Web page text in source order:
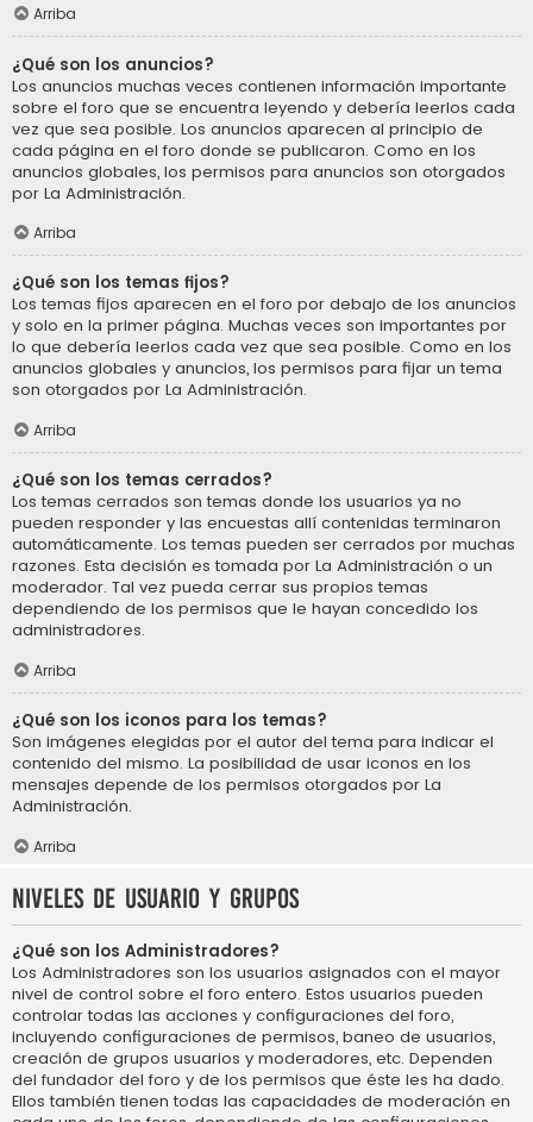
Arriba
¿Qué son los anuncios?
Los anuncios muchas veces contienen información importante
sobre el foro que se encuentra leyendo y debería leerlos cada
vez que sea posible. Los anuncios aparecen al principio de
cada página en el foro donde se publicaron. Como en los
anuncios globales, los permisos para anuncios son otorgados
por La Administración.
Arriba
¿Qué son los temas fijos?
Los temas fijos aparecen en el foro por debajo de los anuncios
y solo en la primer página. Muchas veces son importantes por
lo que debería leerlos cada vez que sea posible. Como en los
anuncios globales y anuncios, los permisos para fijar un tema
son otorgados por La Administración.
Arriba
¿Qué son los temas cerrados?
Los temas cerrados son temas donde los usuarios ya no
pueden responder y las encuestas allí contenidas terminaron
automáticamente. Los temas pueden ser cerrados por muchas
razones. Esta decisión es tomada por La Administración o un
moderador. Tal vez pueda cerrar sus propios temas
dependiendo de los permisos que le hayan concedido los
administradores.
Arriba
¿Qué son los iconos para los temas?
Son imágenes elegidas por el autor del tema para indicar el
contenido del mismo. La posibilidad de usar iconos en los
mensajes depende de los permisos otorgados por La
Administración.
Arriba
Niveles de usuario y grupos
¿Qué son los Administradores?
Los Administradores son los usuarios asignados con el mayor
nivel de control sobre el foro entero. Estos usuarios pueden
controlar todas las acciones y configuraciones del foro,
incluyendo configuraciones de permisos, baneo de usuarios,
creación de grupos usuarios y moderadores, etc. Dependen
del fundador del foro y de los permisos que éste les ha dado.
Ellos también tienen todas las capacidades de moderación en